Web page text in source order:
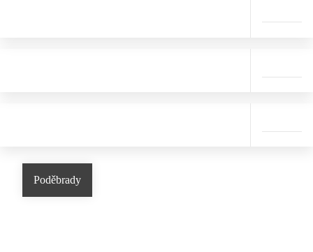
Poděbrady